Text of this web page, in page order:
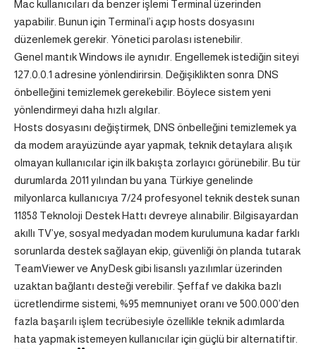
Mac kullanıcıları da benzer işlemi Terminal üzerinden
yapabilir. Bunun için Terminal’i açıp hosts dosyasını
düzenlemek gerekir. Yönetici parolası istenebilir.
Genel mantık Windows ile aynıdır. Engellemek istediğin siteyi
127.0.0.1 adresine yönlendirirsin. Değişiklikten sonra DNS
önbelleğini temizlemek gerekebilir. Böylece sistem yeni
yönlendirmeyi daha hızlı algılar.
Hosts dosyasını değiştirmek, DNS önbelleğini temizlemek ya
da modem arayüzünde ayar yapmak, teknik detaylara alışık
olmayan kullanıcılar için ilk bakışta zorlayıcı görünebilir. Bu tür
durumlarda 2011 yılından bu yana Türkiye genelinde
milyonlarca kullanıcıya 7/24 profesyonel teknik destek sunan
11858 Teknoloji Destek Hattı devreye alınabilir. Bilgisayardan
akıllı TV’ye, sosyal medyadan modem kurulumuna kadar farklı
sorunlarda destek sağlayan ekip, güvenliği ön planda tutarak
TeamViewer ve AnyDesk gibi lisanslı yazılımlar üzerinden
uzaktan bağlantı desteği verebilir. Şeffaf ve dakika bazlı
ücretlendirme sistemi, %95 memnuniyet oranı ve 500.000’den
fazla başarılı işlem tecrübesiyle özellikle teknik adımlarda
hata yapmak istemeyen kullanıcılar için güçlü bir alternatiftir.